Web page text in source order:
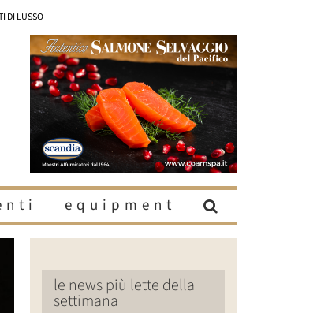
DI LUSSO
equipment
le news più lette della
settimana